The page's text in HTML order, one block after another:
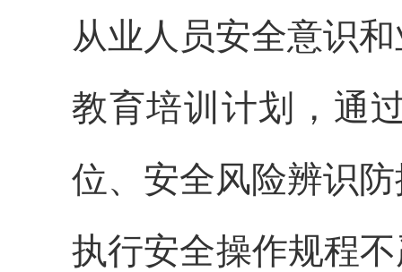
从业人员安全意识
教育培训计划，通
位、安全风险辨识
执行安全操作规程